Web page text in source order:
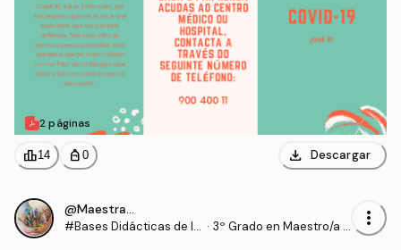
2 páginas
leaderboard14 personal_bag 0 download Descargar
@Maestrasu
#Bases Didácticas de la · 3º Grado en Maestro/a d
more_vert